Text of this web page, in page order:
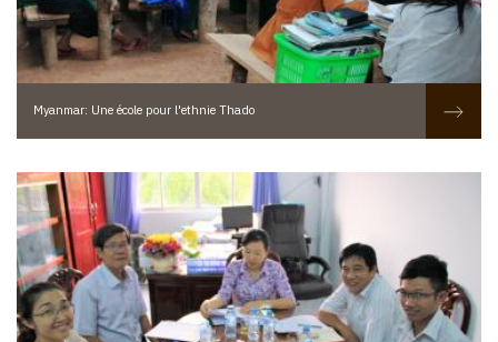
Myanmar: Une école pour l'ethnie Thado